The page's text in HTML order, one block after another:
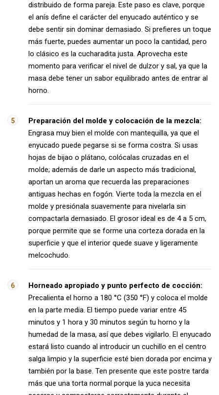
distribuido de forma pareja. Este paso es clave, porque
el anís define el carácter del enyucado auténtico y se
debe sentir sin dominar demasiado. Si prefieres un toque
más fuerte, puedes aumentar un poco la cantidad, pero
lo clásico es la cucharadita justa. Aprovecha este
momento para verificar el nivel de dulzor y sal, ya que la
masa debe tener un sabor equilibrado antes de entrar al
horno.
Preparación del molde y colocación de la mezcla:
Engrasa muy bien el molde con mantequilla, ya que el
enyucado puede pegarse si se forma costra. Si usas
hojas de bijao o plátano, colócalas cruzadas en el
molde; además de darle un aspecto más tradicional,
aportan un aroma que recuerda las preparaciones
antiguas hechas en fogón. Vierte toda la mezcla en el
molde y presiónala suavemente para nivelarla sin
compactarla demasiado. El grosor ideal es de 4 a 5 cm,
porque permite que se forme una corteza dorada en la
superficie y que el interior quede suave y ligeramente
melcochudo.
Horneado apropiado y punto perfecto de cocción:
Precalienta el horno a 180 °C (350 °F) y coloca el molde
en la parte media. El tiempo puede variar entre 45
minutos y 1 hora y 30 minutos según tu horno y la
humedad de la masa, así que debes vigilarlo. El enyucado
estará listo cuando al introducir un cuchillo en el centro
salga limpio y la superficie esté bien dorada por encima y
también por la base. Ten presente que este postre tarda
más que una torta normal porque la yuca necesita